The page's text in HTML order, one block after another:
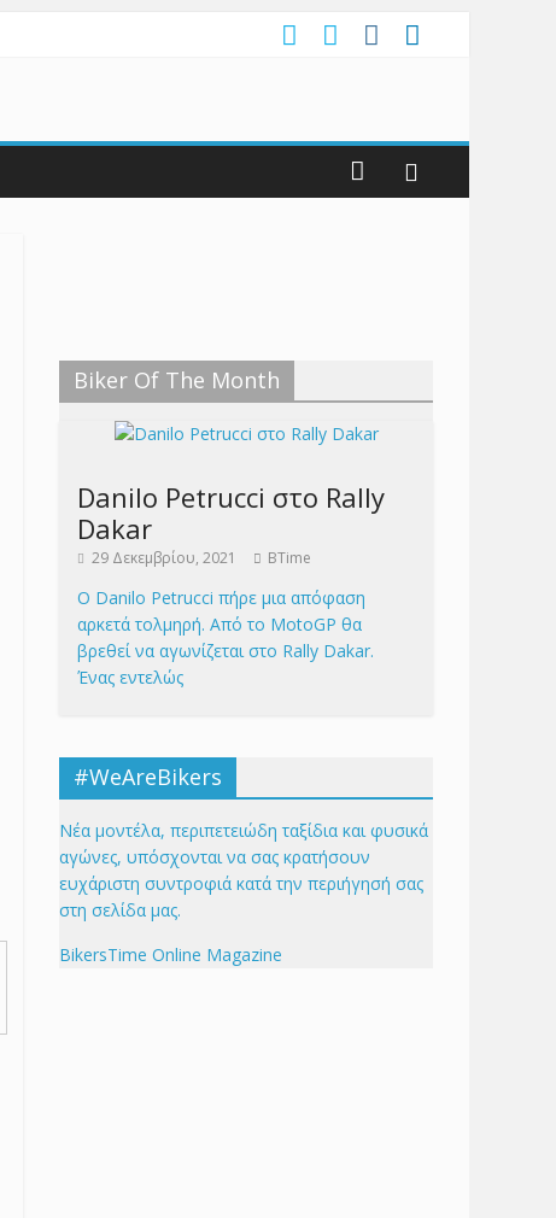
Biker Of The Month
Danilo Petrucci στο Rally
Dakar
29 Δεκεμβρίου, 2021 BTime
Ο Danilo Petrucci πήρε μια απόφαση
αρκετά τολμηρή. Από το MotoGP θα
βρεθεί να αγωνίζεται στο Rally Dakar.
Ένας εντελώς
#WeAreBikers
Νέα μοντέλα, περιπετειώδη ταξίδια και φυσικά
αγώνες, υπόσχονται να σας κρατήσουν
ευχάριστη συντροφιά κατά την περιήγησή σας
στη σελίδα μας.
BikersTime Online Magazine